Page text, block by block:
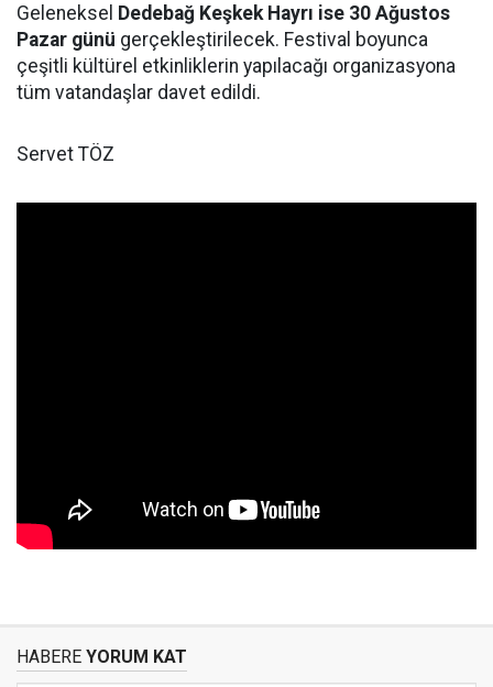
Geleneksel Dedebağ Keşkek Hayrı ise 30 Ağustos
Pazar günü gerçekleştirilecek. Festival boyunca
çeşitli kültürel etkinliklerin yapılacağı organizasyona
tüm vatandaşlar davet edildi.
Servet TÖZ
HABERE YORUM KAT